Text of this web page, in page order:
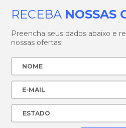
RECEBA NOSSAS
Preencha seus dados abaixo e
nossas ofertas!